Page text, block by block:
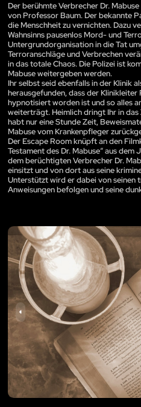
Der berühmte Verbrecher Dr.
von Professor Baum. Der bekannte
die Menschheit zu vernichten. Dazu
Wahnsinns pausenlos Mord- und
Untergrundorganisation in die Tat
Terroranschläge und Verbrechen
in das totale Chaos. Die Polizei ist
Mabuse weitergeben werden.
Ihr selbst seid ebenfalls in der Klinik
herausgefunden, dass der
hypnotisiert worden ist und so alles
weiterträgt. Heimlich dringt Ihr in
habt nur eine Stunde Zeit,
Mabuse vom Krankenpfleger
Der Escape Room knüpft an den
Testament des Dr. Mabuse“ aus dem
dem berüchtigten Verbrecher Dr.
einsitzt und von dort aus seine
Unterstützt wird er dabei von seinen
Anweisungen befolgen und seine